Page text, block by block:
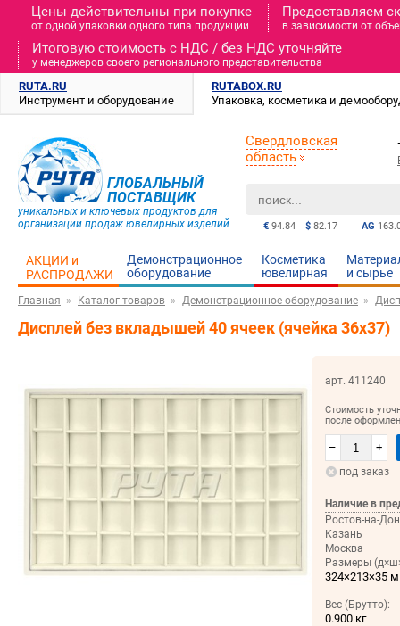
Цены действительны при покупке
от одной упаковки одного типа продукции
Предоставляем
в зависимости от
Итоговую стоимость c НДС / без НДС уточняйте
у менеджеров своего регионального представительства
RUTA.RU
Инструмент и оборудование
RUTABOX.RU
Упаковка, косметика и
ГЛОБАЛЬНЫЙ
ПОСТАВЩИК
уникальных и ключевых продуктов для
организации продаж ювелирных изделий
AG
€ 94.84 $ 82.17
Свердловская
область
АКЦИИ и
РАСПРОДАЖИ
Демонстрационное
оборудование
Косметика
ювелирная
и cырье
Главная Каталог товаров Демонстрационное оборудование
Дисплей без вкладышей 40 ячеек (ячейка 36х37)
арт. 411240
Стоимость
после
– +
под заказ
Наличие в
Ростов-на-
Казань
Москва
Размеры
324×213×35
Вес (Брутто):
0.900 кг